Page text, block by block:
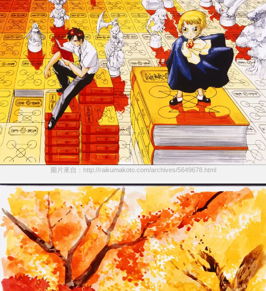
圖片來自：http://raikumakoto.com/archives/5649678.html